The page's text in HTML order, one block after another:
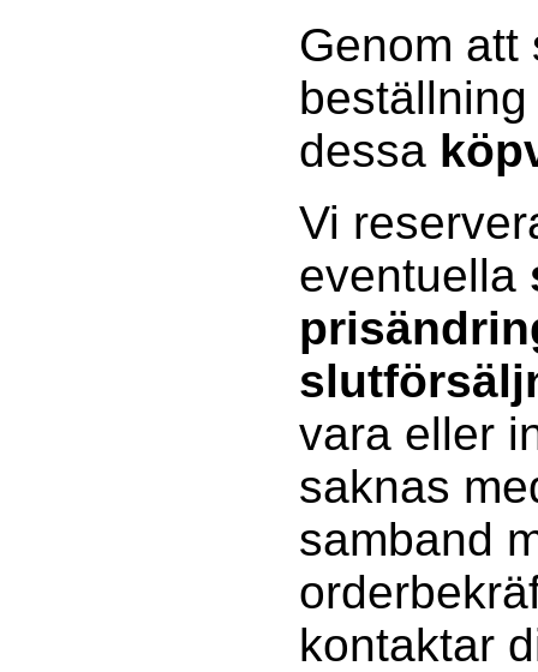
Genom att
dessa
Vi
eventuella
vara eller
saknas
samband
kontaktar